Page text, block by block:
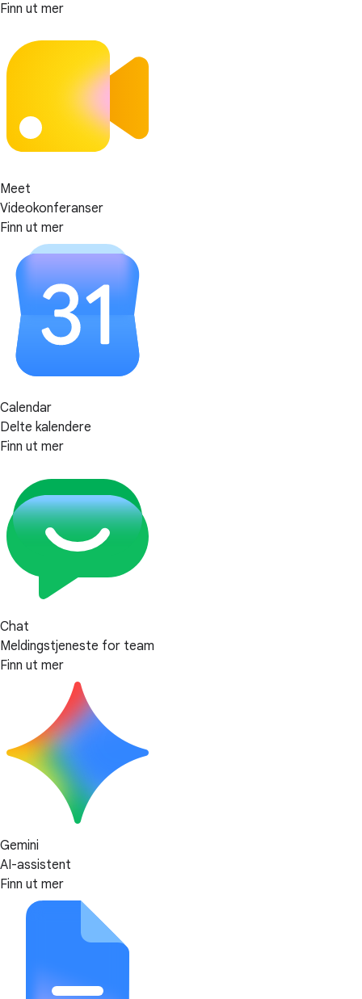
Finn ut mer
Meet
Videokonferanser
Finn ut mer
Calendar
Delte kalendere
Finn ut mer
Chat
Meldingstjeneste for team
Finn ut mer
Gemini
AI-assistent
Finn ut mer